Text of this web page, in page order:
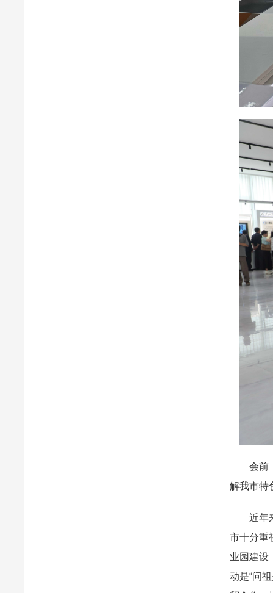
会前，
解我市特
近年来
市十分重
业园建设
动是“问